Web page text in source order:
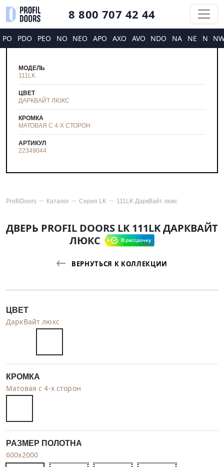
8 800 707 42 44
PO PDO PEO NO NEO APO AXO AVO NDO NA NE N
МОДЕЛЬ
111LK
ЦВЕТ
ДАРКВАЙТ ЛЮКС
КРОМКА
МАТОВАЯ С 4-Х СТОРОН
АРТИКУЛ
22349044
ProfilDoors Каталог Серия LK 111LK ДаркВайт люкс
ДВЕРЬ PROFIL DOORS LK 111LK ДАРКВАЙТ
ЛЮКС
ВЕРНУТЬСЯ К КОЛЛЕКЦИИ
ЦВЕТ
ДаркВайт люкс
КРОМКА
Матовая с 4-х сторон
РАЗМЕР ПОЛОТНА
600x2000